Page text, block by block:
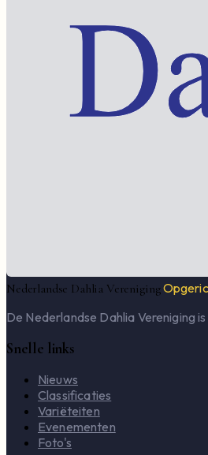
Nederlandse Dahlia Vereniging
De Nederlandse Dahlia Vereniging
Snelle links
Nieuws
Classificaties
Variëteiten
Evenementen
Foto's